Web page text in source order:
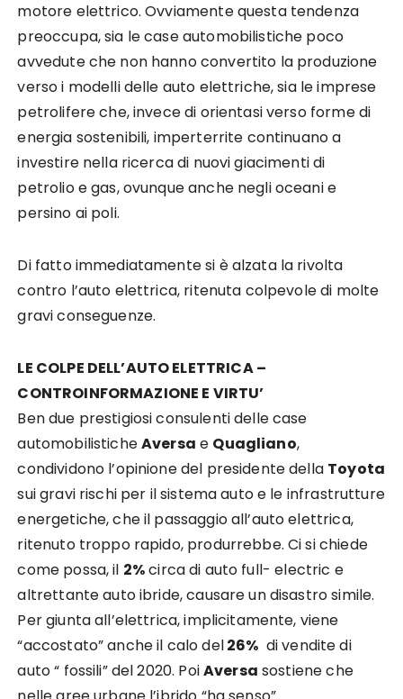
motore elettrico. Ovviamente questa tendenza
preoccupa, sia le case automobilistiche poco
avvedute che non hanno convertito la produzione
verso i modelli delle auto elettriche, sia le imprese
petrolifere che, invece di orientasi verso forme di
energia sostenibili, imperterrite continuano a
investire nella ricerca di nuovi giacimenti di
petrolio e gas, ovunque anche negli oceani e
persino ai poli.
Di fatto immediatamente si è alzata la rivolta
contro l’auto elettrica, ritenuta colpevole di molte
gravi conseguenze.
LE COLPE DELL’AUTO ELETTRICA –
CONTROINFORMAZIONE E VIRTU’
Ben due prestigiosi consulenti delle case
automobilisticheAversa e Quagliano,
condividono l’opinione del presidente della Toyota
sui gravi rischi per il sistema auto e le infrastrutture
energetiche, che il passaggio all’auto elettrica,
ritenuto troppo rapido, produrrebbe. Ci si chiede
come possa, il 2%circa di auto full- electric e
altrettante auto ibride, causare un disastro simile.
Per giunta all’elettrica, implicitamente, viene
“accostato” anche il calo del26% di vendite di
auto “ fossili” del 2020. PoiAversa sostiene che